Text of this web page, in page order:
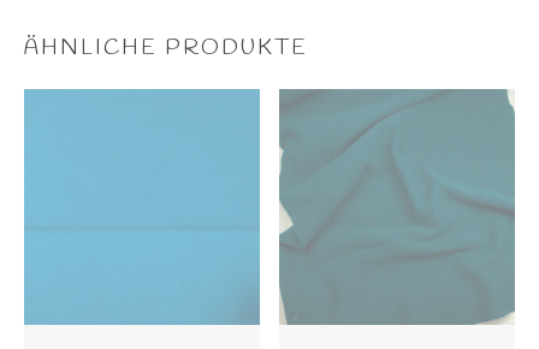
ÄHNLICHE PRODUKTE